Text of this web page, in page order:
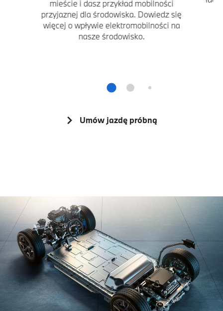
mieście i dasz przykład mobilności
przyjaznej dla środowiska. Dowiedz się
więcej o wpływie elektromobilności na
nasze środowisko.
Umów jazdę próbną